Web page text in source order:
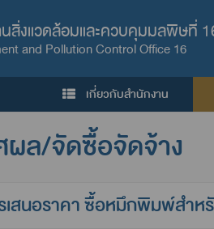
สิ่งแวดล้อมและควบคุมมลพิษที่
and Pollution Control Office 16
เกี่ยวกับสำนักงาน
ผล/จัดซื้อจัดจ้าง
สนอราคา ซื้อหมึกพิมพ์สำห